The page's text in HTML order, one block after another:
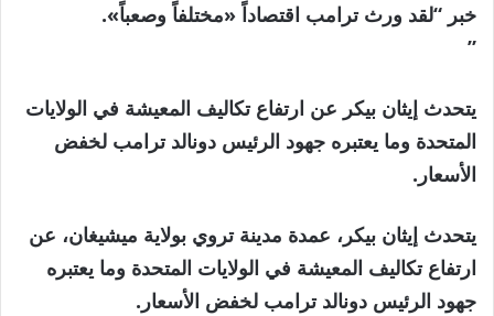
خبر “لقد ورث ترامب اقتصاداً «مختلفاً وصعباً».
”
يتحدث إيثان بيكر عن ارتفاع تكاليف المعيشة في الولايات
المتحدة وما يعتبره جهود الرئيس دونالد ترامب لخفض
الأسعار.
يتحدث إيثان بيكر، عمدة مدينة تروي بولاية ميشيغان، عن
ارتفاع تكاليف المعيشة في الولايات المتحدة وما يعتبره
جهود الرئيس دونالد ترامب لخفض الأسعار.